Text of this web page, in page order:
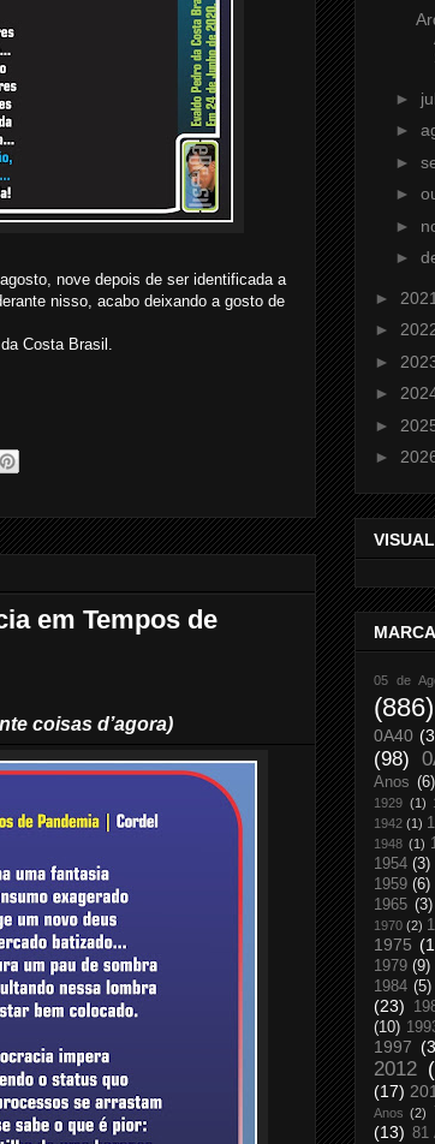
nove depois de ser identificada a
nisso, acabo deixando a gosto de
Costa Brasil.
em Tempos de
coisas d’agora)
►
►
►
►
►
►
► 2021
►
►
►
►
►
05 de
(886)
0A40
(98)
Anos (6)
1929 (1)
1942 (1)
1948 (1)
1954 (3)
1959 (6)
1965 (3)
1970 (2)
1975
1979 (9)
1984 (5)
(23)
(10)
1997
2012
(17)
Anos (2)
(13) 81